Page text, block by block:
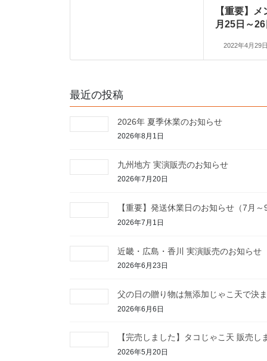
【重要】
月25日～26
2022年4月29日
最近の投稿
2026年 夏季休業のお知らせ
2026年8月1日
九州地方 実演販売のお知らせ
2026年7月20日
【重要】発送休業日のお知らせ（7月～9
2026年7月1日
近畿・広島・香川 実演販売のお知らせ
2026年6月23日
父の日の贈り物は無添加じゃこ天で決ま
2026年6月6日
【完売しました】タコじゃこ天 販売し
2026年5月20日